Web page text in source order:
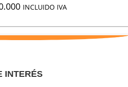
INCLUIDO IVA
INTERÉS